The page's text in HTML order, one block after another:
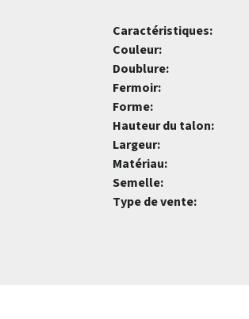
Caractéristiques:
Couleur:
Doublure:
Fermoir:
Forme:
Hauteur du talon:
Largeur:
Matériau:
Semelle:
Type de vente: